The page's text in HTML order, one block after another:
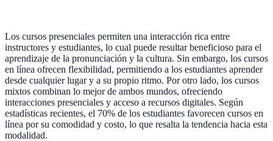
Los cursos presenciales permiten una interacción rica entre
instructores y estudiantes, lo cual puede resultar beneficioso para el
aprendizaje de la pronunciación y la cultura. Sin embargo, los cursos
en línea ofrecen flexibilidad, permitiendo a los estudiantes aprender
desde cualquier lugar y a su propio ritmo. Por otro lado, los cursos
mixtos combinan lo mejor de ambos mundos, ofreciendo
interacciones presenciales y acceso a recursos digitales. Según
estadísticas recientes, el 70% de los estudiantes favorecen cursos en
línea por su comodidad y costo, lo que resalta la tendencia hacia esta
modalidad.